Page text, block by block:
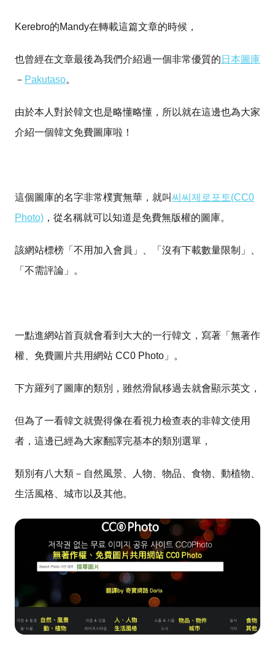
Kerebro的Mandy在轉載這篇文章的時候，
也曾經在文章最後為我們介紹過一個非常優質的 日本圖庫
－ Pakutaso。
由於本人對於韓文也是略懂略懂，所以就在這邊也為大家
介紹一個韓文免費圖庫啦！
這個圖庫的名字非常樸實無華，就叫씨씨제로포토(CC0
Photo) ，從名稱就可以知道是免費無版權的圖庫。
該網站標榜「不用加入會員」、「沒有下載數量限制」、
「不需評論」。
一點進網站首頁就會看到大大的一行韓文，寫著「無著作
權、免費圖片共用網站 CC0 Photo」。
下方羅列了圖庫的類別，雖然滑鼠移過去就會顯示英文，
但為了一看韓文就覺得像在看視力檢查表的非韓文使用
者，這邊已經為大家翻譯完基本的類別選單，
類別有八大類－自然風景、人物、物品、食物、動植物、
生活風格、城市以及其他。